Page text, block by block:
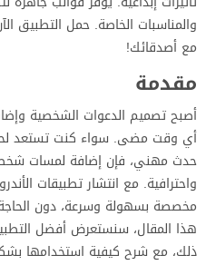
والمناسبات الخاصة. حمل التطبيق
مع أصدقائك!
مقدمة
أصبح تصميم الدعوات الشخصية
أي وقت مضى. سواء كنت تستعد
حدث مهني، فإن إضافة لمسات
واحترافية. مع انتشار تطبيقات
مخصصة بسهولة وسرعة، دون
هذا المقال، سنستعرض أفضل
ذلك، مع شرح كيفية استخدامها